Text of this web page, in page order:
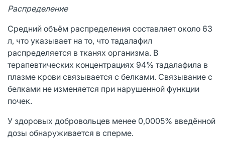
Распределение
Средний объём распределения составляет около 63
л, что указывает на то, что тадалафил
распределяется в тканях организма. В
терапевтических концентрациях 94% тадалафила в
плазме крови связывается с белками. Связывание с
белками не изменяется при нарушенной функции
почек.
У здоровых добровольцев менее 0,0005% введённой
дозы обнаруживается в сперме.